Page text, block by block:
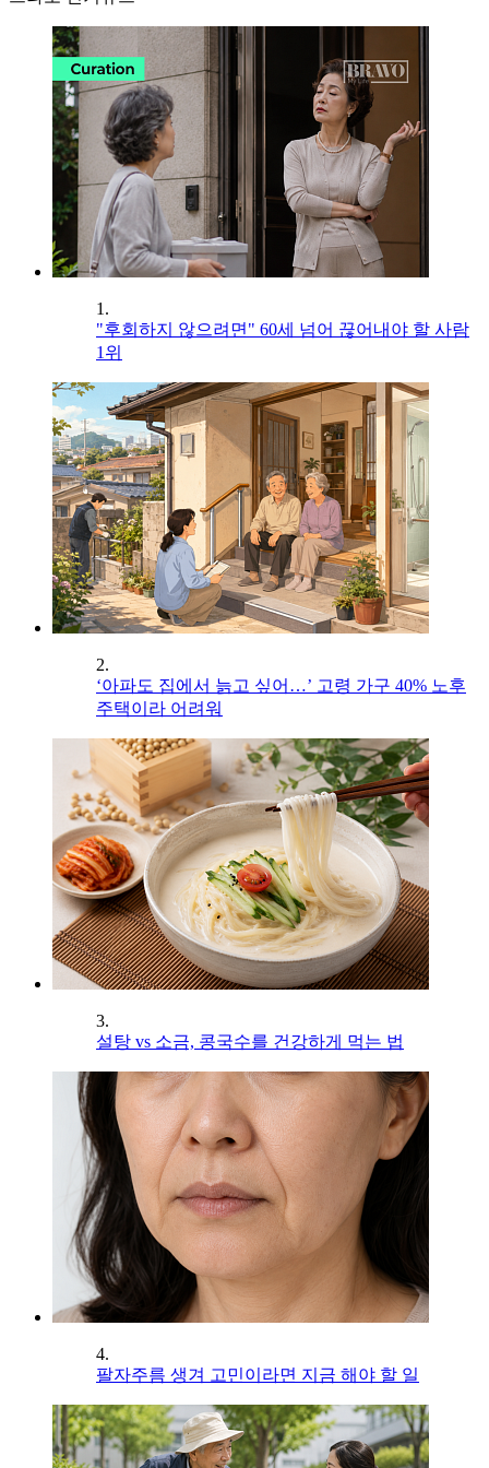
1.
"후회하지 않으려면" 60세 넘어 끊어내야 할 사람
1위
2.
‘아파도 집에서 늙고 싶어…’ 고령 가구 40% 노후
주택이라 어려워
3.
설탕 vs 소금, 콩국수를 건강하게 먹는 법
4.
팔자주름 생겨 고민이라면 지금 해야 할 일